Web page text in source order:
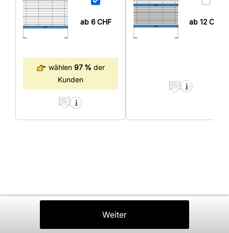
ab 6CHF
wählen 97 % der
Kunden
ab 12 CHF
Weiter